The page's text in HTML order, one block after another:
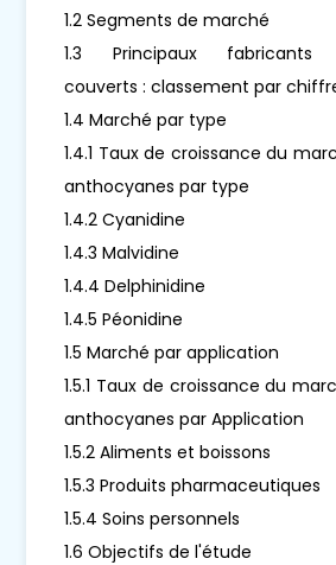
1.2 Segments de marché
1.3 Principaux fabricants
couverts : classement par
1.4 Marché par type
1.4.1 Taux de croissance du
anthocyanes par type
1.4.2 Cyanidine
1.4.3 Malvidine
1.4.4 Delphinidine
1.4.5 Péonidine
1.5 Marché par application
1.5.1 Taux de croissance du
anthocyanes par Application
1.5.2 Aliments et boissons
1.5.3 Produits pharmaceutiques
1.5.4 Soins personnels
1.6 Objectifs de l'étude